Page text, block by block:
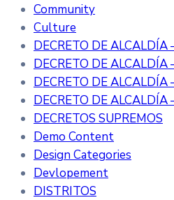
Community
Culture
DECRETO DE ALCALDÍA
DECRETO DE ALCALDÍA
DECRETO DE ALCALDÍA
DECRETO DE ALCALDÍA
DECRETOS SUPREMOS
Demo Content
Design Categories
Devlopement
DISTRITOS